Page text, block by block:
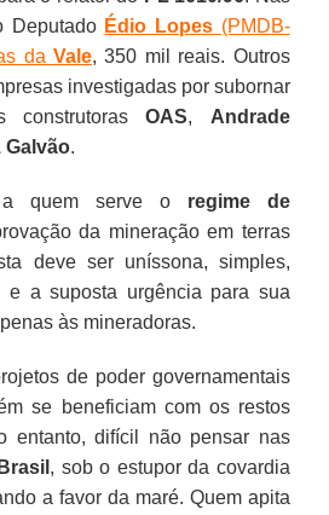
Deputado Édio Lopes (PMDB-
da Vale, 350 mil reais. Outros
investigadas por subornar
construtorasOAS, Andrade
Galvão.
a quem serve o regime de
da mineração em terras
deve ser uníssona, simples,
e a suposta urgência para sua
às mineradoras.
de poder governamentais
se beneficiam com os restos
entanto, difícil não pensar nas
, sob o estupor da covardia
a favor da maré. Quem apita